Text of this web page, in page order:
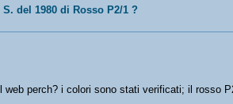
del 1980 di Rosso P2/1 ?
perch? i colori sono stati verificati; il rosso